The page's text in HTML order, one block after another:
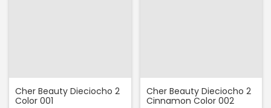
Cher Beauty Dieciocho 2
Color 001
Cher Beauty Dieciocho 2
Cinnamon Color 002